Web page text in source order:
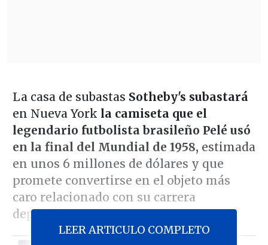
La casa de subastas Sotheby's subastará
en Nueva York la camiseta que el
legendario futbolista brasileño Pelé usó
en la final del Mundial de 1958, estimada
en unos 6 millones de dólares y que
promete convertirse en el objeto más
caro relacionado con su carrera
deportiva.
LEER ARTICULO COMPLETO